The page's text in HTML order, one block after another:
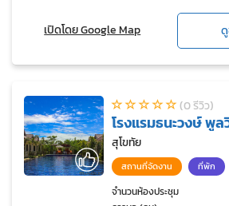
เปิดโดย Google Map
(0 รีวิว)
โรงแรมธนะวงษ์ พูล
สุโขทัย
สถานที่จัดงาน ที่พัก
จำนวนห้องประชุม